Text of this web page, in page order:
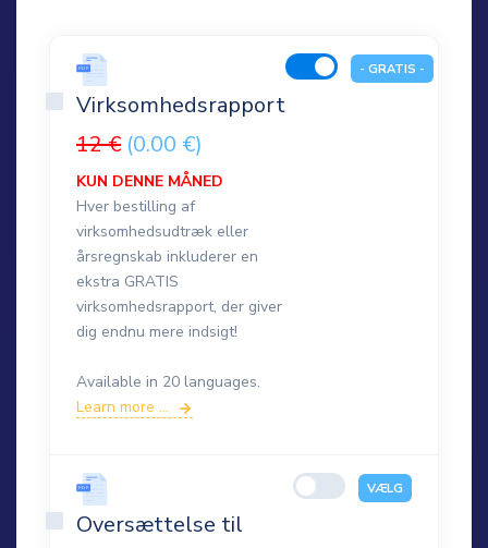
Virksomhedsrapport
12 € (0.00 €)
KUN DENNE MÅNED
Hver bestilling af
virksomhedsudtræk eller
årsregnskab inkluderer en
ekstra GRATIS
virksomhedsrapport, der giver
dig endnu mere indsigt!
Available in 20 languages.
Learn more ...
- GRATIS -
Oversættelse til
VÆLG